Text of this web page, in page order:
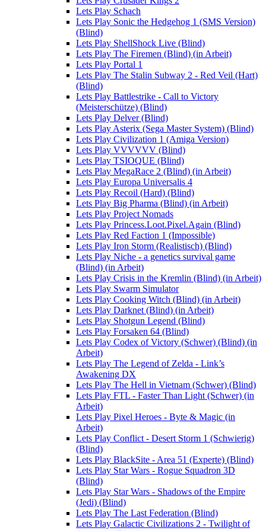
Lets Play Schach
Lets Play Sonic the Hedgehog 1 (SMS Version)
(Blind)
Lets Play ShellShock Live (Blind)
Lets Play The Firemen (Blind) (in Arbeit)
Lets Play Portal 1
Lets Play The Stalin Subway 2 - Red Veil (Hart)
(Blind)
Lets Play Battlestrike - Call to Victory
(Meisterschütze) (Blind)
Lets Play Delver (Blind)
Lets Play Asterix (Sega Master System) (Blind)
Lets Play Civilization 1 (Amiga Version)
Lets Play VVVVVV (Blind)
Lets Play TSIOQUE (Blind)
Lets Play MegaRace 2 (Blind) (in Arbeit)
Lets Play Europa Universalis 4
Lets Play Recoil (Hard) (Blind)
Lets Play Big Pharma (Blind) (in Arbeit)
Lets Play Project Nomads
Lets Play Princess.Loot.Pixel.Again (Blind)
Lets Play Red Faction 1 (Impossible)
Lets Play Iron Storm (Realistisch) (Blind)
Lets Play Niche - a genetics survival game
(Blind) (in Arbeit)
Lets Play Crisis in the Kremlin (Blind) (in Arbeit)
Lets Play Swarm Simulator
Lets Play Cooking Witch (Blind) (in Arbeit)
Lets Play Darknet (Blind) (in Arbeit)
Lets Play Shotgun Legend (Blind)
Lets Play Forsaken 64 (Blind)
Lets Play Codex of Victory (Schwer) (Blind) (in
Arbeit)
Lets Play The Legend of Zelda - Link’s
Awakening DX
Lets Play The Hell in Vietnam (Schwer) (Blind)
Lets Play FTL - Faster Than Light (Schwer) (in
Arbeit)
Lets Play Pixel Heroes - Byte & Magic (in
Arbeit)
Lets Play Conflict - Desert Storm 1 (Schwierig)
(Blind)
Lets Play BlackSite - Area 51 (Experte) (Blind)
Lets Play Star Wars - Rogue Squadron 3D
(Blind)
Lets Play Star Wars - Shadows of the Empire
(Jedi) (Blind)
Lets Play The Last Federation (Blind)
Lets Play Galactic Civilizations 2 - Twilight of